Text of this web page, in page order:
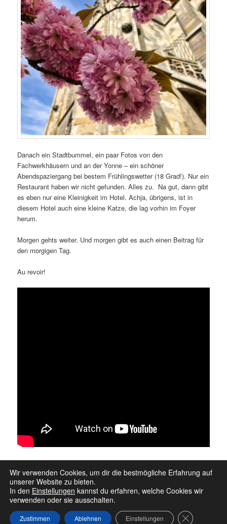
Danach ein Stadtbummel, ein paar Fotos von den
Fachwerkhäusern und an der Yonne – ein schöner
Abendspaziergang bei bestem Frühlingswetter (18 Grad!). Nur ein
Restaurant haben wir nicht gefunden. Alles zu. Na gut, dann gibt
es eben nur eine Kleinigkeit im Hotel. Achja, übrigens, ist in
diesem Hotel auch eine kleine Katze, die lag vorhin im Foyer
herum.
Morgen gehts weiter. Und morgen gibt es auch einen Beitrag für
den morgigen Tag.
Au revoir!
Datenschutz Stolz präsentiert von WordPress
Wir verwenden Cookies, um dir die bestmögliche Erfahrung auf
unserer Website zu bieten.
In den Einstellungen kannst du erfahren, welche Cookies wir
verwenden oder sie ausschalten.
Zustimmen Ablehnen Einstellungen GDPR